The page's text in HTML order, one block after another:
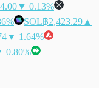
▼ 0.13%
SOL฿2,423.29 ▲
▼ 1.64%
0.80%